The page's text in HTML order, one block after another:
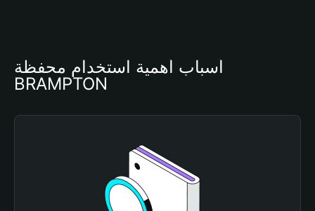
أسباب أهمية استخدام محفظة
BRAMPTON